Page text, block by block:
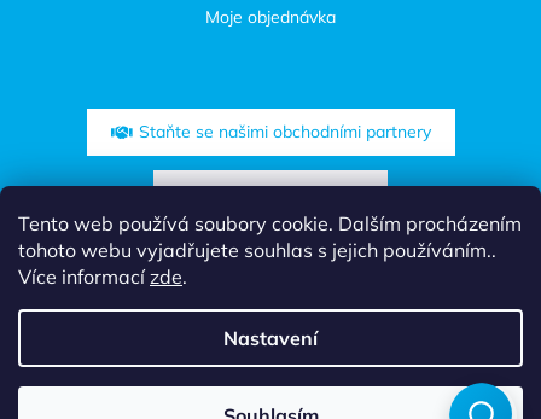
Tento web používá soubory cookie. Dalším procházením
tohoto webu vyjadřujete souhlas s jejich používáním..
Více informacízde.
Nastavení
Využijte mimořádnou akci a objednejte si svojí domovní čistírnu.
Moje objednávka
Staňte se našimi obchodními partnery
Vytvořil Shoptet